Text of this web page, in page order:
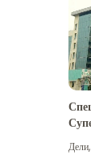
Дели